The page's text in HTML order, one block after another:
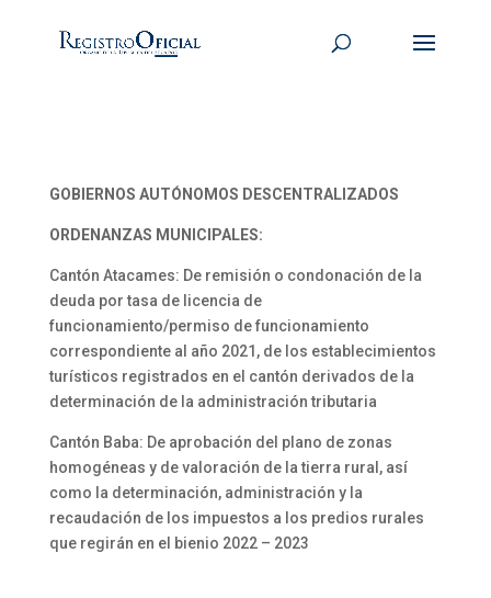
GOBIERNOS AUTÓNOMOS DESCENTRALIZADOS
ORDENANZAS MUNICIPALES:
Cantón Atacames: De remisión o condonación de la
deuda por tasa de licencia de
funcionamiento/permiso de funcionamiento
correspondiente al año 2021, de los establecimientos
turísticos registrados en el cantón derivados de la
determinación de la administración tributaria
Cantón Baba: De aprobación del plano de zonas
homogéneas y de valoración de la tierra rural, así
como la determinación, administración y la
recaudación de los impuestos a los predios rurales
que regirán en el bienio 2022 – 2023